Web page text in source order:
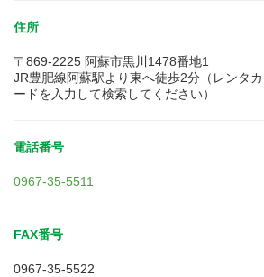
住所
〒869-2225 阿蘇市黒川1478番地1
JR豊肥線阿蘇駅より東へ徒歩2分（レンタ
ードを入力して検索してください）
電話番号
0967-35-5511
FAX番号
0967-35-5522